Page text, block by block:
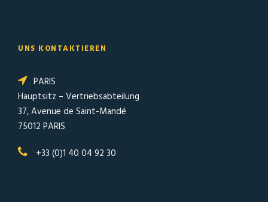
UNS KONTAKTIEREN
PARIS
Hauptsitz – Vertriebsabteilung
37, Avenue de Saint-Mandé
75012 PARIS
+33 (0)1 40 04 92 30